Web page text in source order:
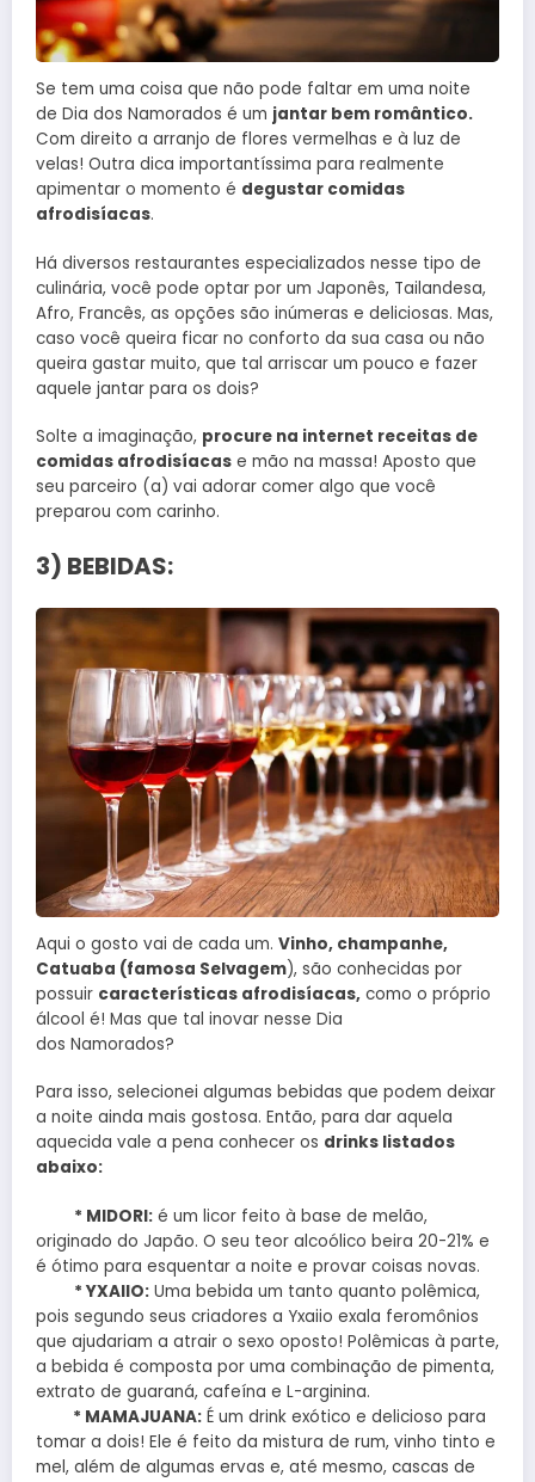
Se tem uma coisa que não pode faltar em uma noite
de Dia dos Namorados é um jantar bem romântico.
Com direito a arranjo de flores vermelhas e à luz de
velas! Outra dica importantíssima para realmente
apimentar o momento é degustar comidas
afrodisíacas.
Há diversos restaurantes especializados nesse tipo de
culinária, você pode optar por um Japonês, Tailandesa,
Afro, Francês, as opções são inúmeras e deliciosas. Mas,
caso você queira ficar no conforto da sua casa ou não
queira gastar muito, que tal arriscar um pouco e fazer
aquele jantar para os dois?
Solte a imaginação, procure na internet receitas de
comidas afrodisíacas e mão na massa! Aposto que
seu parceiro (a) vai adorar comer algo que você
preparou com carinho.
3) BEBIDAS:
Aqui o gosto vai de cada um. Vinho, champanhe,
Catuaba (famosa Selvagem), são conhecidas por
possuir características afrodisíacas, como o próprio
álcool é! Mas que tal inovar nesse Dia
dos Namorados?
Para isso, selecionei algumas bebidas que podem deixar
a noite ainda mais gostosa. Então, para dar aquela
aquecida vale a pena conhecer os drinks listados
abaixo:
* MIDORI: é um licor feito à base de melão,
originado do Japão. O seu teor alcoólico beira 20-21% e
é ótimo para esquentar a noite e provar coisas novas.
* YXAIIO: Uma bebida um tanto quanto polêmica,
pois segundo seus criadores a Yxaiio exala feromônios
que ajudariam a atrair o sexo oposto! Polêmicas à parte,
a bebida é composta por uma combinação de pimenta,
extrato de guaraná, cafeína e L-arginina.
* MAMAJUANA: É um drink exótico e delicioso para
tomar a dois! Ele é feito da mistura de rum, vinho tinto e
mel, além de algumas ervas e, até mesmo, cascas de